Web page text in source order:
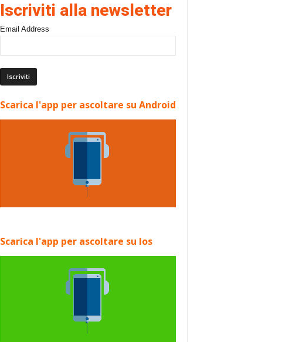
Iscriviti alla newsletter
Email Address
Scarica l'app per ascoltare su Android
Scarica l'app per ascoltare su Ios